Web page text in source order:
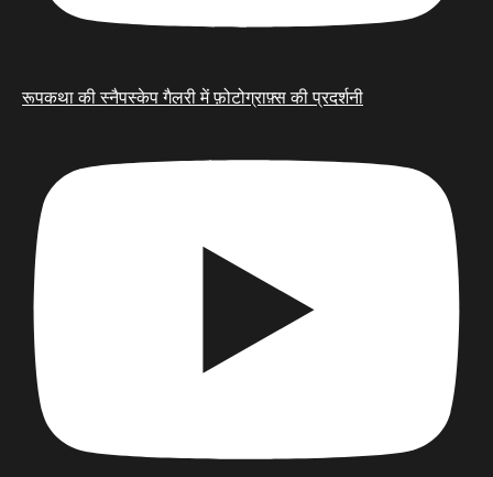
रूपकथा की स्नैपस्केप गैलरी में फ़ोटोग्राफ़्स की प्रदर्शनी